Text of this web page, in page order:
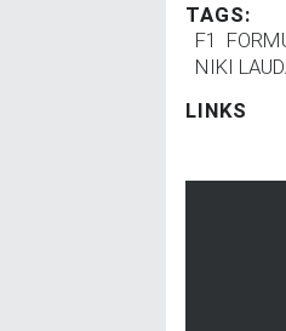
TAGS:
F1
NIKI
LINKS